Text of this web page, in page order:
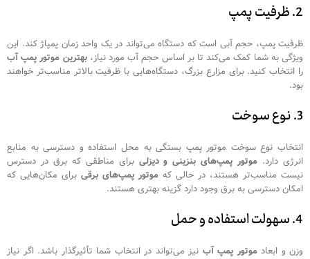
2. ظرفیت پمپ
ظرفیت پمپ، حجم آبی است که دستگاه می‌تواند در یک واحد زمان پمپاژ کند. این
ویژگی به شما کمک می‌کند تا بر اساس حجم آب مورد نیاز،بهترین موتور پمپ آب
را انتخاب کنید. برای مزارع بزرگ، دستگاه‌هایی با ظرفیت بالاتر مناسب‌تر خواهند
بود.
3. نوع سوخت
انتخاب نوع سوخت موتور پمپ بستگی به محل استفاده و دسترسی به منابع
انرژی دارد. موتور پمپ‌های بنزینی و دیزلی برای مناطقی که برق در دسترس
نیست مناسب‌تر هستند، در حالی که موتور پمپ‌های برقی برای مکان‌هایی که
امکان دسترسی به برق وجود دارد گزینه بهتری هستند.
4. سهولت استفاده و حمل
وزن و ابعادموتور پمپ آب نیز می‌تواند در انتخاب شما تأثیرگذار باشد. اگر نیاز